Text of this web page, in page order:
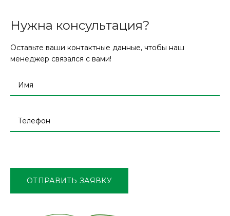
Нужна консультация?
Оставьте ваши контактные данные, чтобы наш
менеджер связался с вами!
поле
пустым.
ОТПРАВИТЬ ЗАЯВКУ